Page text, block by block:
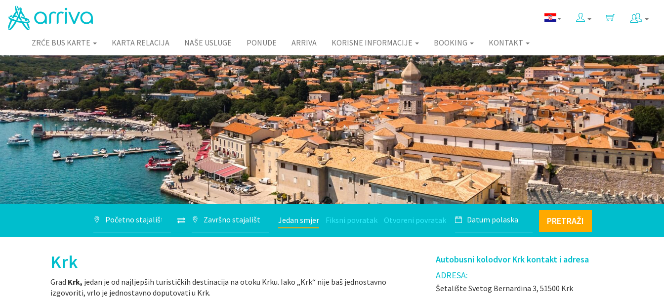
ZRĆE BUS KARTE KARTA RELACIJA NAŠE USLUGE PONUDE ARRIVA KORISNE INFORMACIJE BOOKING KONTAKT
Jedan smjer Fiksni povratak Otvoreni povratak PRETRAŽI
Krk
Grad Krk, jedan je od najljepših turističkih destinacija na otoku Krku. Iako „Krk“ nije baš jednostavno
izgovoriti, vrlo je jednostavno doputovati u Krk.
Autobusni kolodvor Krk kontakt i adresa
ADRESA:
Šetalište Svetog Bernardina 3, 51500 Krk